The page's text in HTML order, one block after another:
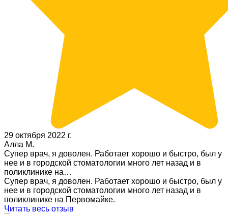
29 октября 2022 г.
Алла М.
Супер врач, я доволен. Работает хорошо и быстро, был у
нее и в городской стоматологии много лет назад и в
поликлинике на…
Супер врач, я доволен. Работает хорошо и быстро, был у
нее и в городской стоматологии много лет назад и в
поликлинике на Первомайке.
Читать весь отзыв